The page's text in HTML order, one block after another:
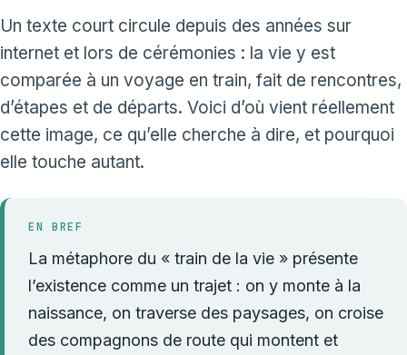
Un texte court circule depuis des années sur
internet et lors de cérémonies : la vie y est
comparée à un voyage en train, fait de rencontres,
d’étapes et de départs. Voici d’où vient réellement
cette image, ce qu’elle cherche à dire, et pourquoi
elle touche autant.
EN BREF
La métaphore du « train de la vie » présente
l’existence comme un trajet : on y monte à la
naissance, on traverse des paysages, on croise
des compagnons de route qui montent et